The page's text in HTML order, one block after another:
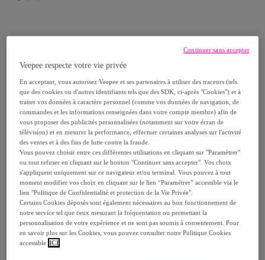
Atmosphera Createur d'interieur
Village lumineux igloo 20 LED H.21cm
musical
Modèle : Village lumineux igloo 20 LED
H.21cm musical
37,99 €
Vendu parDecoration Brands
Livraison
Veepee respecte votre vie privée
En acceptant, vous autorisez Veepee et ses partenaires à utiliser des traceurs (tels
que des cookies ou d'autres identifiants tels que des SDK, ci-après "Cookies") et à
traiter vos données à caractère personnel (comme vos données de navigation, de
commandes et les informations renseignées dans votre compte membre) afin de
vous proposer des publicités personnalisées (notamment sur votre écran de
télévision) et en mesurer la performance, effectuer certaines analyses sur l'activité
des ventes et à des fins de lutte contre la fraude.
Vous pouvez choisir entre ces différentes utilisations en cliquant sur "Paramétrer"
ou tout refuser en cliquant sur le bouton "Continuer sans accepter". Vos choix
s'appliquent uniquement sur ce navigateur et/ou terminal. Vous pouvez à tout
moment modifier vos choix en cliquant sur le lien “Paramétrer” accessible via le
lien "Politique de Confidentialité et protection de la Vie Privée".
Certains Cookies déposés sont également nécessaires au bon fonctionnement de
notre service tel que ceux mesurant la fréquentation ou permettant la
personnalisation de votre expérience et ne sont pas soumis à consentement. Pour
en savoir plus sur les Cookies, vous pouvez consulter notre Politique Cookies
accessible ICI
Continuer sans accepter